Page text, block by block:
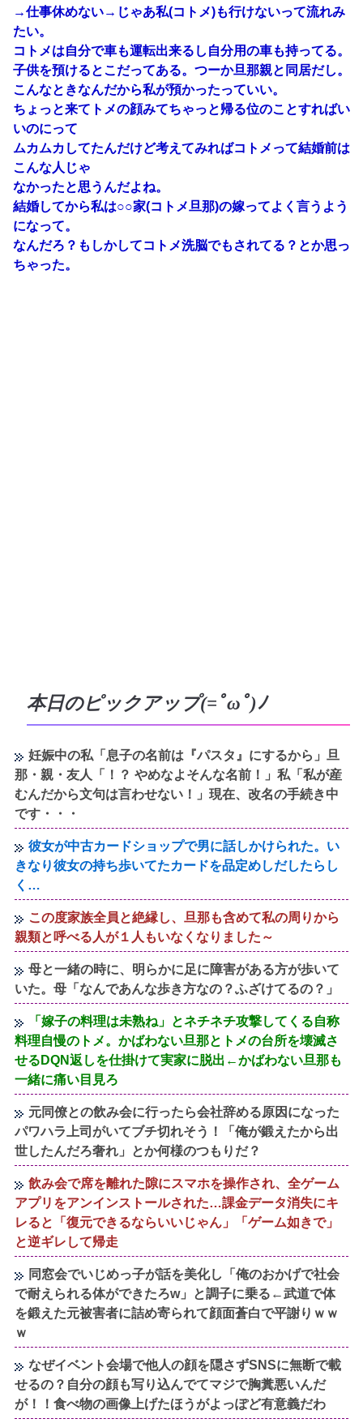
→仕事休めない→じゃあ私(コトメ)も行けないって流れみ
たい。
コトメは自分で車も運転出来るし自分用の車も持ってる。
子供を預けるとこだってある。つーか旦那親と同居だし。
こんなときなんだから私が預かったっていい。
ちょっと来てトメの顔みてちゃっと帰る位のことすればい
いのにって
ムカムカしてたんだけど考えてみればコトメって結婚前は
こんな人じゃ
なかったと思うんだよね。
結婚してから私は○○家(コトメ旦那)の嫁ってよく言うよう
になって。
なんだろ？もしかしてコトメ洗脳でもされてる？とか思っ
ちゃった。
本日のピックアップ(=ﾟωﾟ)ﾉ
妊娠中の私「息子の名前は『パスタ』にするから」旦
那・親・友人「！？ やめなよそんな名前！」私「私が産
むんだから文句は言わせない！」現在、改名の手続き中
です・・・
彼女が中古カードショップで男に話しかけられた。い
きなり彼女の持ち歩いてたカードを品定めしだしたらし
く…
この度家族全員と絶縁し、旦那も含めて私の周りから
親類と呼べる人が１人もいなくなりました～
母と一緒の時に、明らかに足に障害がある方が歩いて
いた。母「なんであんな歩き方なの？ふざけてるの？」
「嫁子の料理は未熟ね」とネチネチ攻撃してくる自称
料理自慢のトメ。かばわない旦那とトメの台所を壊滅さ
せるDQN返しを仕掛けて実家に脱出←かばわない旦那も
一緒に痛い目見ろ
元同僚との飲み会に行ったら会社辞める原因になった
パワハラ上司がいてブチ切れそう！「俺が鍛えたから出
世したんだろ奢れ」とか何様のつもりだ？
飲み会で席を離れた隙にスマホを操作され、全ゲーム
アプリをアンインストールされた…課金データ消失にキ
レると「復元できるならいいじゃん」「ゲーム如きで」
と逆ギレして帰走
同窓会でいじめっ子が話を美化し「俺のおかげで社会
で耐えられる体ができたろw」と調子に乗る←武道で体
を鍛えた元被害者に詰め寄られて顔面蒼白で平謝りｗｗ
ｗ
なぜイベント会場で他人の顔を隠さずSNSに無断で載
せるの？自分の顔も写り込んでてマジで胸糞悪いんだ
が！！食べ物の画像上げたほうがよっぽど有意義だわ